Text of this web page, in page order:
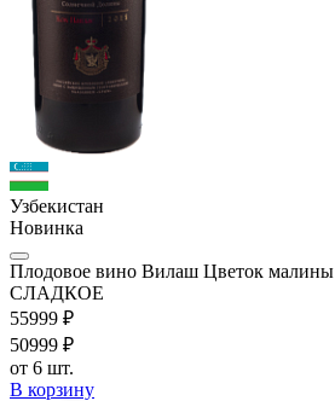
Узбекистан
Новинка
Плодовое вино Вилаш Цветок малины
СЛАДКОЕ
55999 ₽
50999 ₽
от 6 шт.
В корзину